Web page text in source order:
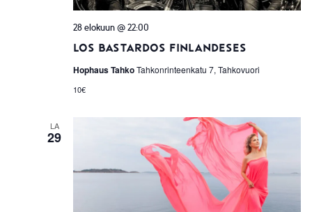
Los Bastardos Finlandeses
28 elokuun @ 22:00
Hophaus TahkoTahkonrinteenkatu 7, Tahkovuori
10€
LA
29